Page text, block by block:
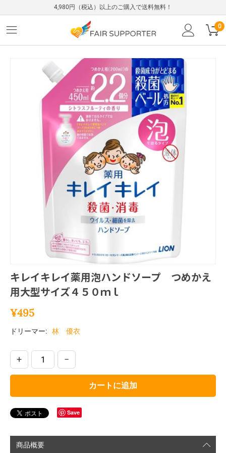
4,980円（税込）以上のご購入で送料無料！
0
キレイキレイ薬用泡ハンドソープ つめかえ
用大型サイズ４５０ｍｌ
¥495
ドリーマー: 林 優衣
+ −
カートに追加
Save
商品概要